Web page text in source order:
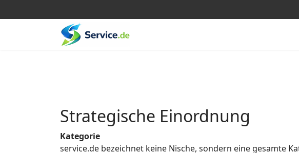
Strategische Einordnung
Kategorie
service.de bezeichnet keine Nische, sondern eine gesamte